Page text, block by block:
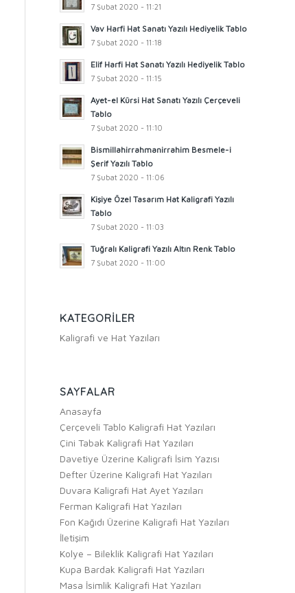
7 Şubat 2020 - 11:21
Vav Harfi Hat Sanatı Yazılı Hediyelik Tablo
7 Şubat 2020 - 11:18
Elif Harfi Hat Sanatı Yazılı Hediyelik Tablo
7 Şubat 2020 - 11:15
Ayet-el Kürsi Hat Sanatı Yazılı Çerçeveli
Tablo
7 Şubat 2020 - 11:10
Bismillahirrahmanirrahim Besmele-i
Şerif Yazılı Tablo
7 Şubat 2020 - 11:06
Kişiye Özel Tasarım Hat Kaligrafi Yazılı
Tablo
7 Şubat 2020 - 11:03
Tuğralı Kaligrafi Yazılı Altın Renk Tablo
7 Şubat 2020 - 11:00
KATEGORILER
Kaligrafi ve Hat Yazıları
SAYFALAR
Anasayfa
Çerçeveli Tablo Kaligrafi Hat Yazıları
Çini Tabak Kaligrafi Hat Yazıları
Davetiye Üzerine Kaligrafi İsim Yazısı
Defter Üzerine Kaligrafi Hat Yazıları
Duvara Kaligrafi Hat Ayet Yazıları
Ferman Kaligrafi Hat Yazıları
Fon Kağıdı Üzerine Kaligrafi Hat Yazıları
İletişim
Kolye – Bileklik Kaligrafi Hat Yazıları
Kupa Bardak Kaligrafi Hat Yazıları
Masa İsimlik Kaligrafi Hat Yazıları